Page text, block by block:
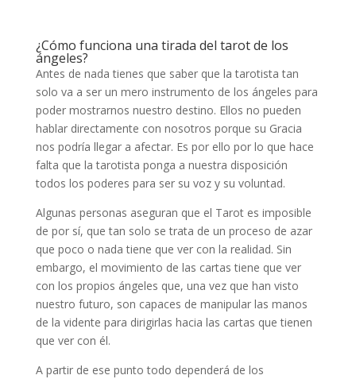
¿Cómo funciona una tirada del tarot de los
ángeles?
Antes de nada tienes que saber que la tarotista tan
solo va a ser un mero instrumento de los ángeles para
poder mostrarnos nuestro destino. Ellos no pueden
hablar directamente con nosotros porque su Gracia
nos podría llegar a afectar. Es por ello por lo que hace
falta que la tarotista ponga a nuestra disposición
todos los poderes para ser su voz y su voluntad.
Algunas personas aseguran que el Tarot es imposible
de por sí, que tan solo se trata de un proceso de azar
que poco o nada tiene que ver con la realidad. Sin
embargo, el movimiento de las cartas tiene que ver
con los propios ángeles que, una vez que han visto
nuestro futuro, son capaces de manipular las manos
de la vidente para dirigirlas hacia las cartas que tienen
que ver con él.
A partir de ese punto todo dependerá de los